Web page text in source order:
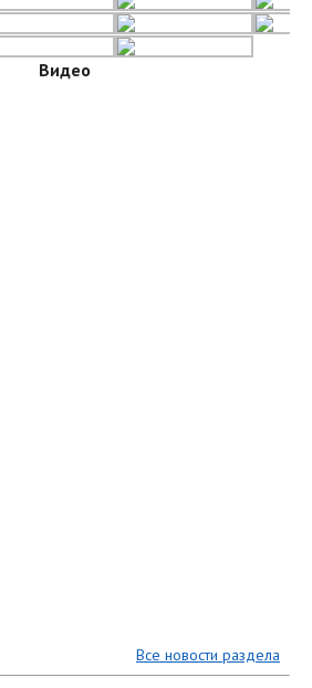
Видео
Все новости раздела